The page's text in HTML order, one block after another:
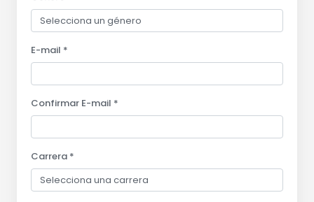
E-mail *
Confirmar E-mail *
Carrera *